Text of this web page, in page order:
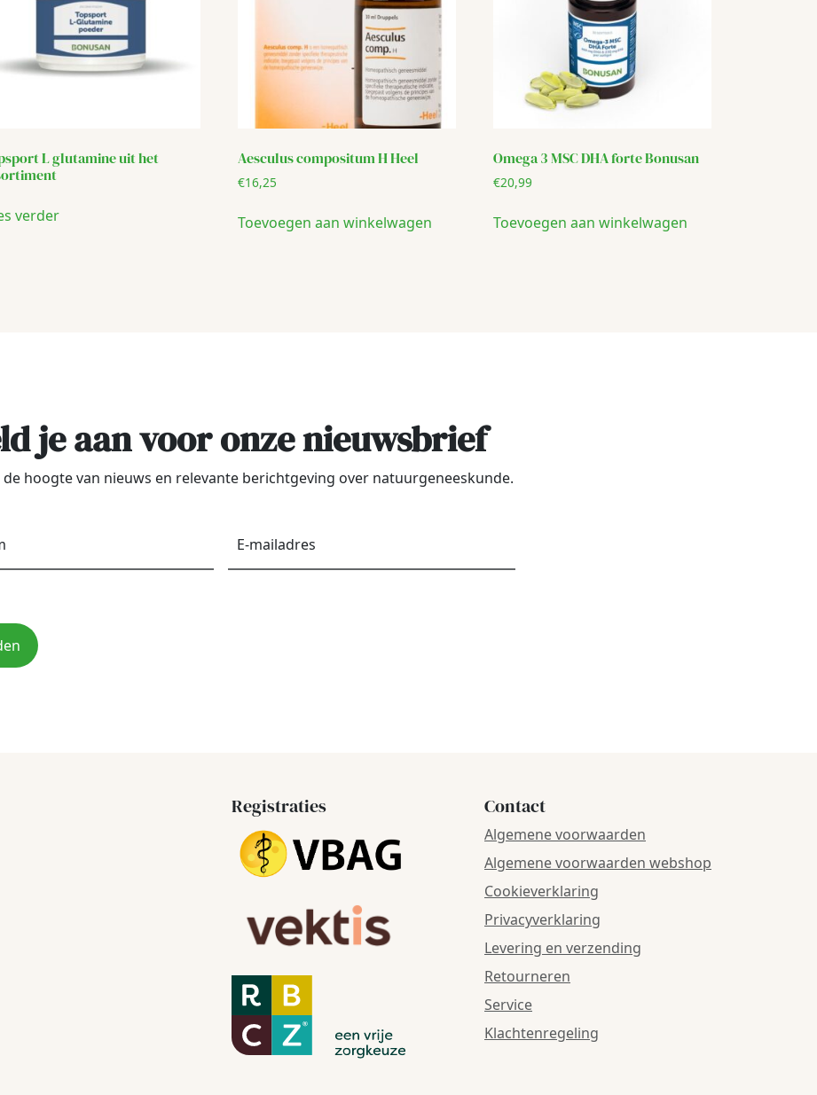
L glutamine uit het
verder
Aesculus compositum H Heel
€16,25
Toevoegen aan winkelwagen
Omega 3 MSC DHA forte Bonusan
€20,99
Toevoegen aan winkelwagen
je aan voor onze nieuwsbrief
hoogte van nieuws en relevante berichtgeving over natuurgeneeskunde.
Registraties Contact
Algemene voorwaarden
Algemene voorwaarden webshop
Cookieverklaring
Privacyverklaring
Levering en verzending
Retourneren
Service
Klachtenregeling